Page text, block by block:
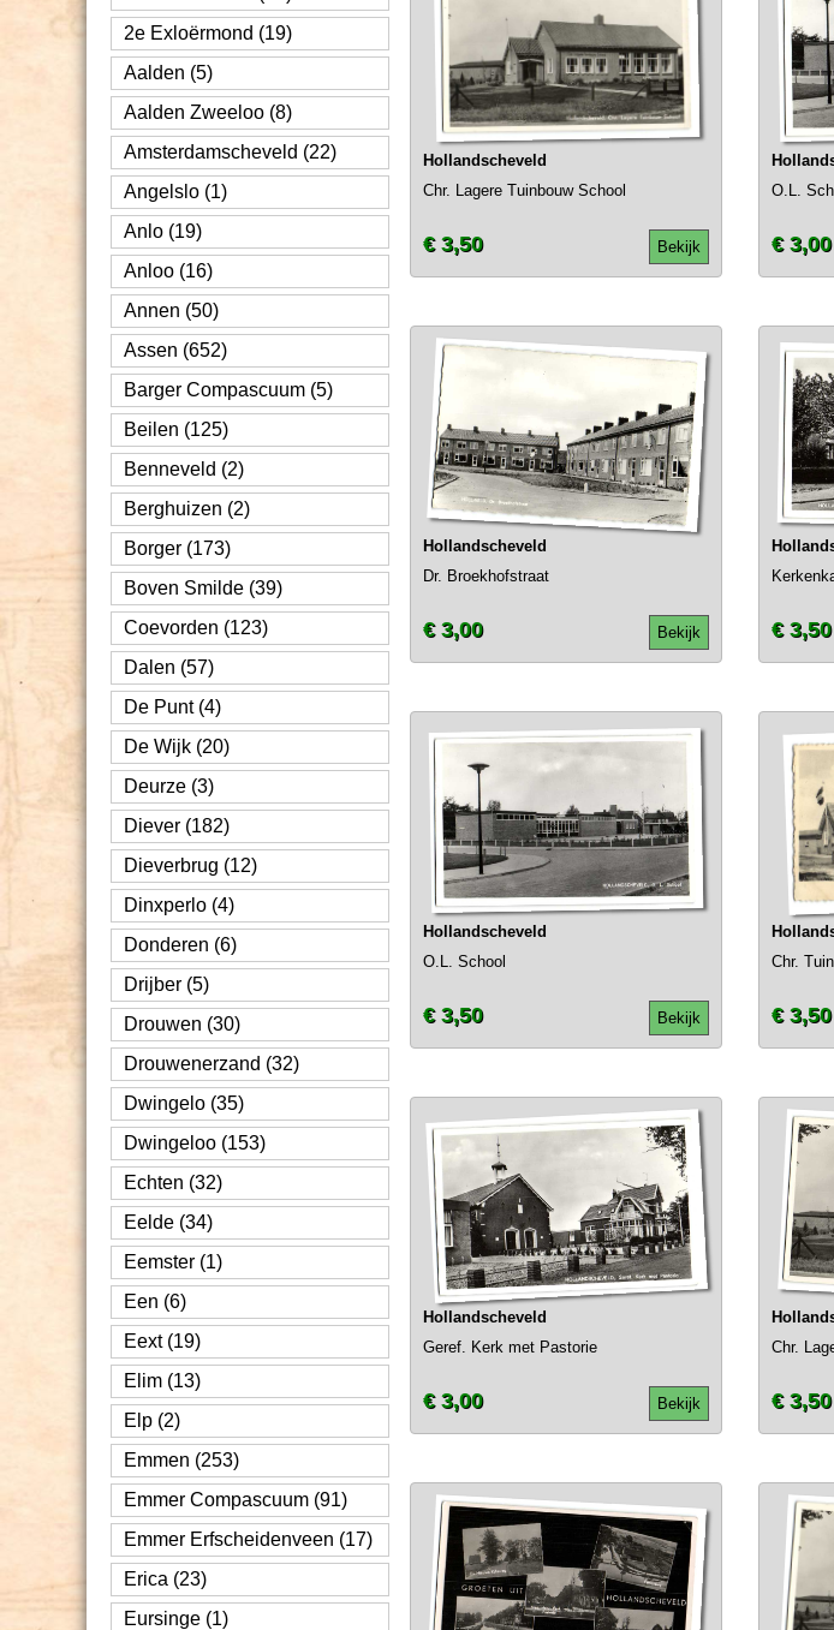
2e Exloërmond (19)
Aalden (5)
Aalden Zweeloo (8)
Amsterdamscheveld (22)
Angelslo (1)
Anlo (19)
Anloo (16)
Annen (50)
Assen (652)
Barger Compascuum (5)
Beilen (125)
Benneveld (2)
Berghuizen (2)
Borger (173)
Boven Smilde (39)
Coevorden (123)
Dalen (57)
De Punt (4)
De Wijk (20)
Deurze (3)
Diever (182)
Dieverbrug (12)
Dinxperlo (4)
Donderen (6)
Drijber (5)
Drouwen (30)
Drouwenerzand (32)
Dwingelo (35)
Dwingeloo (153)
Echten (32)
Eelde (34)
Eemster (1)
Een (6)
Eext (19)
Elim (13)
Elp (2)
Emmen (253)
Emmer Compascuum (91)
Emmer Erfscheidenveen (17)
Erica (23)
Eursinge (1)
Hollandscheveld
Chr. Lagere Tuinbouw School
Bekijk
€ 3,50
O.L.
€ 3,00
Hollandscheveld
Dr. Broekhofstraat
Bekijk
€ 3,00 € 3,50
Hollandscheveld
O.L. School
Bekijk
€ 3,50
Chr.
€ 3,50
Hollandscheveld
Geref. Kerk met Pastorie
Bekijk
€ 3,00
Chr.
€ 3,50